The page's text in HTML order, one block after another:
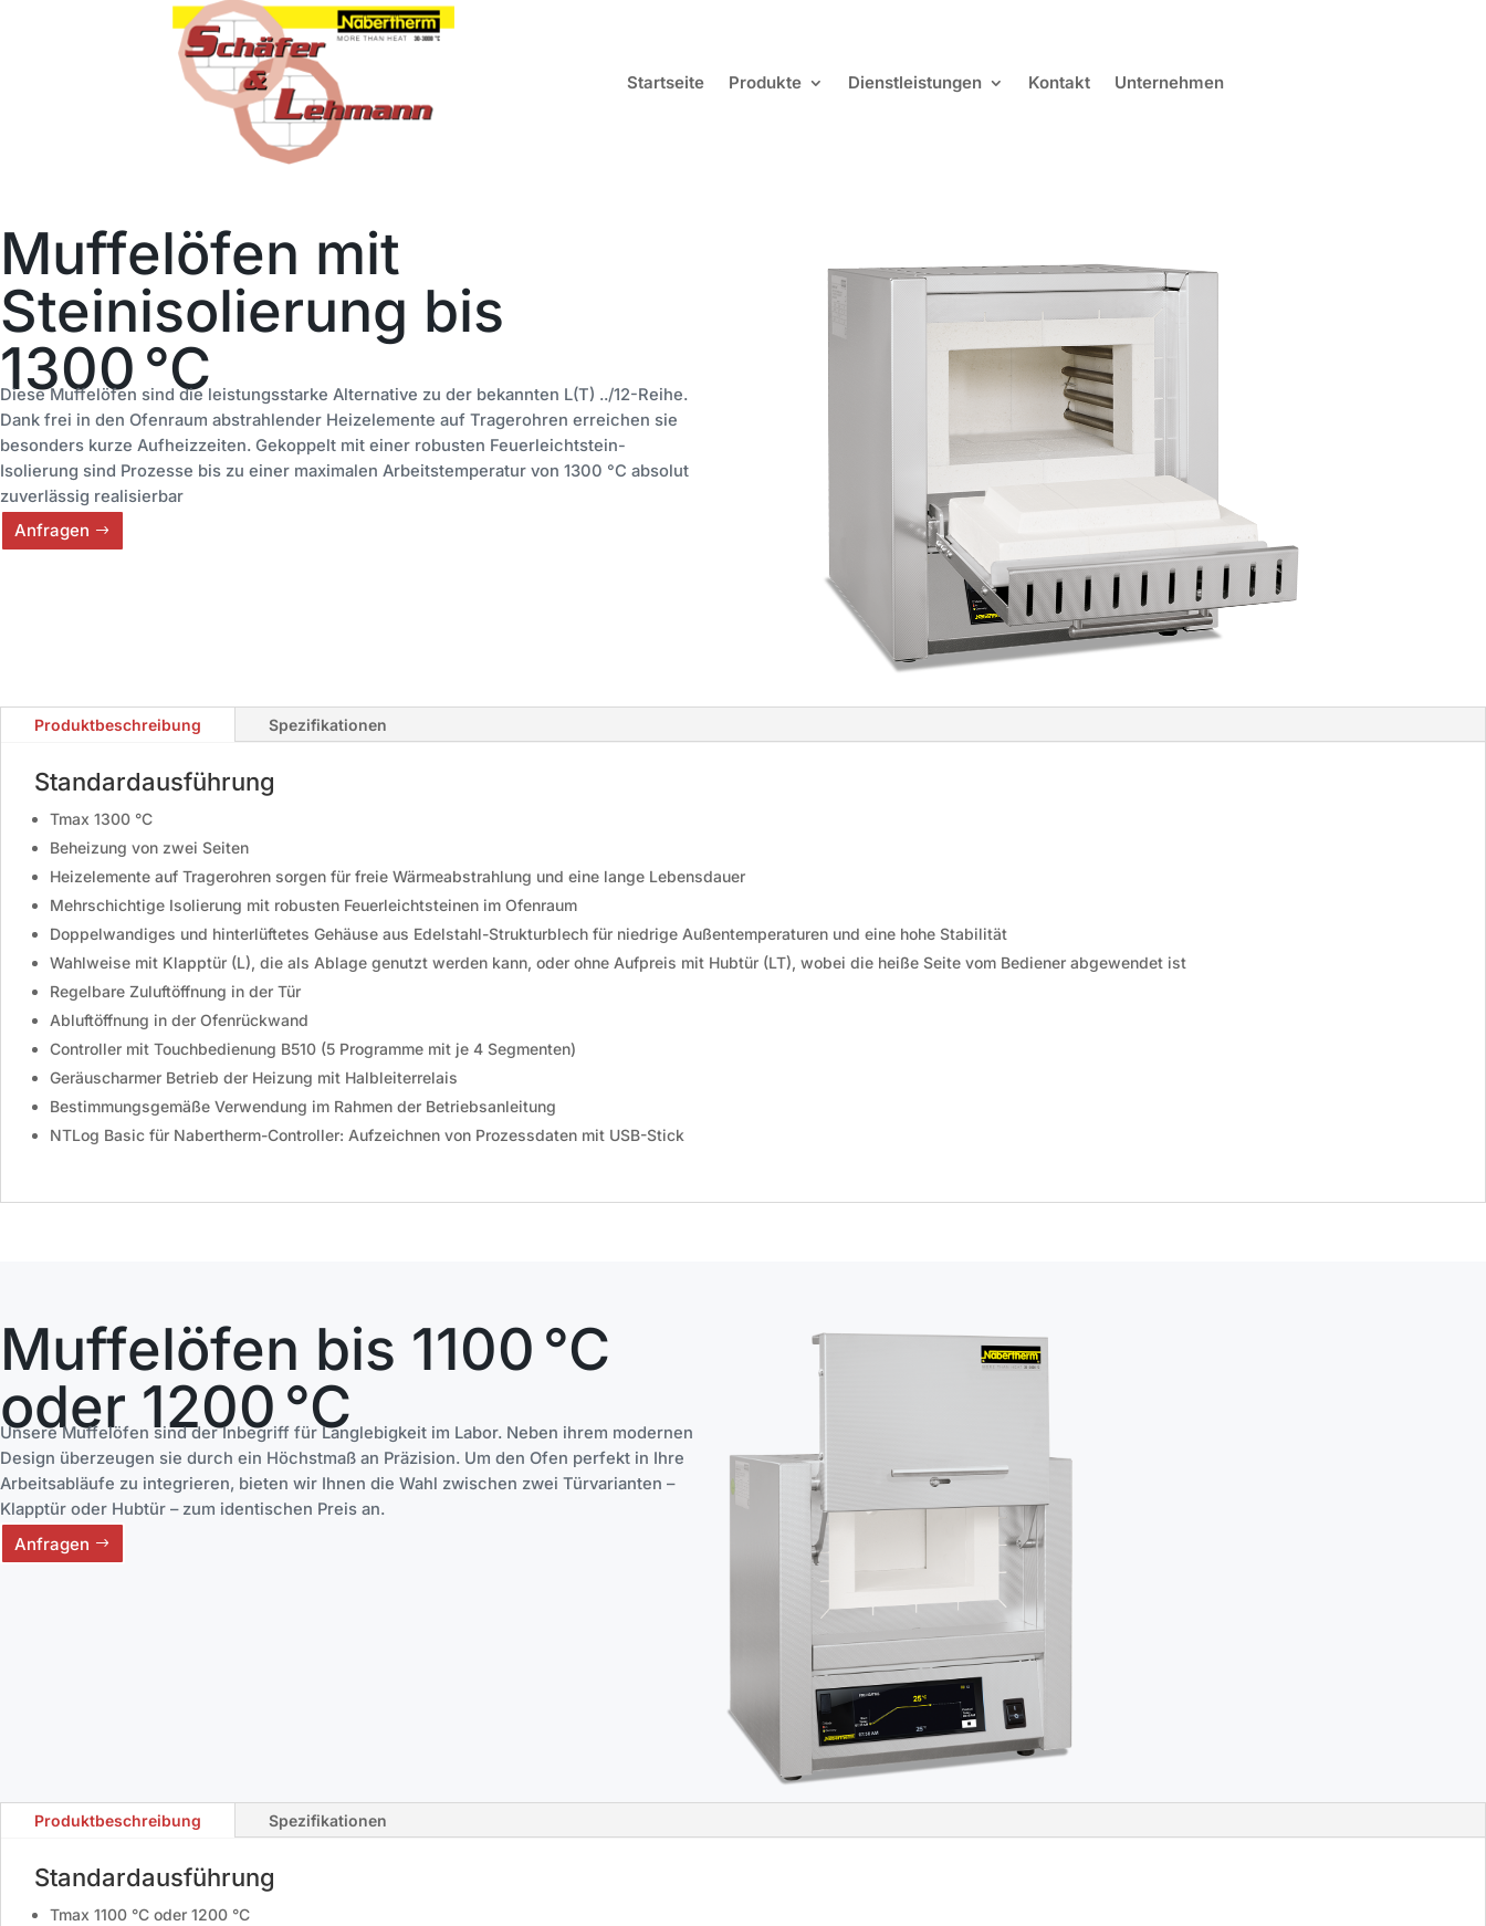
Startseite Produkte Dienstleistungen Kontakt Unternehmen
Muffelöfen mit
Steinisolierung bis
1300 °C
Diese Muffelöfen sind die leistungsstarke Alternative zu der bekannten L(T) ../12-Reihe.
Dank frei in den Ofenraum abstrahlender Heizelemente auf Tragerohren erreichen sie
besonders kurze Aufheizzeiten. Gekoppelt mit einer robusten Feuerleichtstein-
Isolierung sind Prozesse bis zu einer maximalen Arbeitstemperatur von 1300 °C absolut
zuverlässig realisierbar
Anfragen
Produktbeschreibung Spezifikationen
Standardausführung
Tmax 1300 °C
Beheizung von zwei Seiten
Heizelemente auf Tragerohren sorgen für freie Wärmeabstrahlung und eine lange Lebensdauer
Mehrschichtige Isolierung mit robusten Feuerleichtsteinen im Ofenraum
Doppelwandiges und hinterlüftetes Gehäuse aus Edelstahl-Strukturblech für niedrige Außentemperaturen und eine hohe Stabilität
Wahlweise mit Klapptür (L), die als Ablage genutzt werden kann, oder ohne Aufpreis mit Hubtür (LT), wobei die heiße Seite vom Bediener abgewendet ist
Regelbare Zuluftöffnung in der Tür
Abluftöffnung in der Ofenrückwand
Controller mit Touchbedienung B510 (5 Programme mit je 4 Segmenten)
Geräuscharmer Betrieb der Heizung mit Halbleiterrelais
Bestimmungsgemäße Verwendung im Rahmen der Betriebsanleitung
NTLog Basic für Nabertherm-Controller: Aufzeichnen von Prozessdaten mit USB-Stick
Muffelöfen bis 1100 °C
oder 1200 °C
Unsere Muffelöfen sind der Inbegriff für Langlebigkeit im Labor. Neben ihrem modernen
Design überzeugen sie durch ein Höchstmaß an Präzision. Um den Ofen perfekt in Ihre
Arbeitsabläufe zu integrieren, bieten wir Ihnen die Wahl zwischen zwei Türvarianten –
Klapptür oder Hubtür – zum identischen Preis an.
Anfragen
Produktbeschreibung Spezifikationen
Standardausführung
Tmax 1100 °C oder 1200 °C